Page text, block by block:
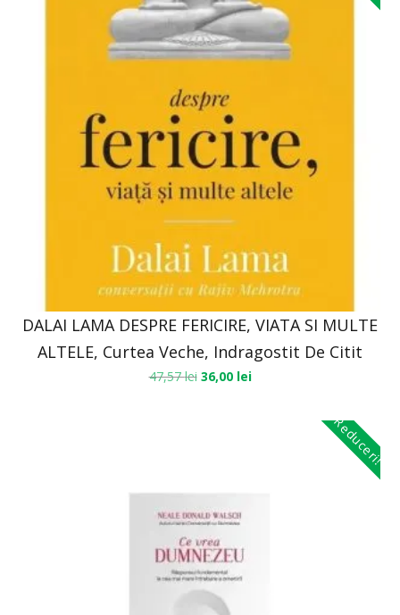
DALAI LAMA DESPRE FERICIRE, VIATA SI MULTE
ALTELE, Curtea Veche, Indragostit De Citit
47,57lei 36,00 lei
Reduceri!